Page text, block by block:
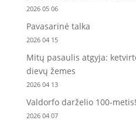
2026 05 06
Pavasarinė talka
2026 04 15
Mitų pasaulis atgyja:
dievų žemes
2026 04 13
Valdorfo darželio 100-metis!
2026 04 07